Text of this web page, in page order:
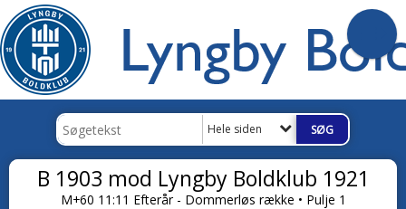
Hele siden
B 1903 mod Lyngby Boldklub 1921
M+60 11:11 Efterår - Dommerløs række • Pulje 1